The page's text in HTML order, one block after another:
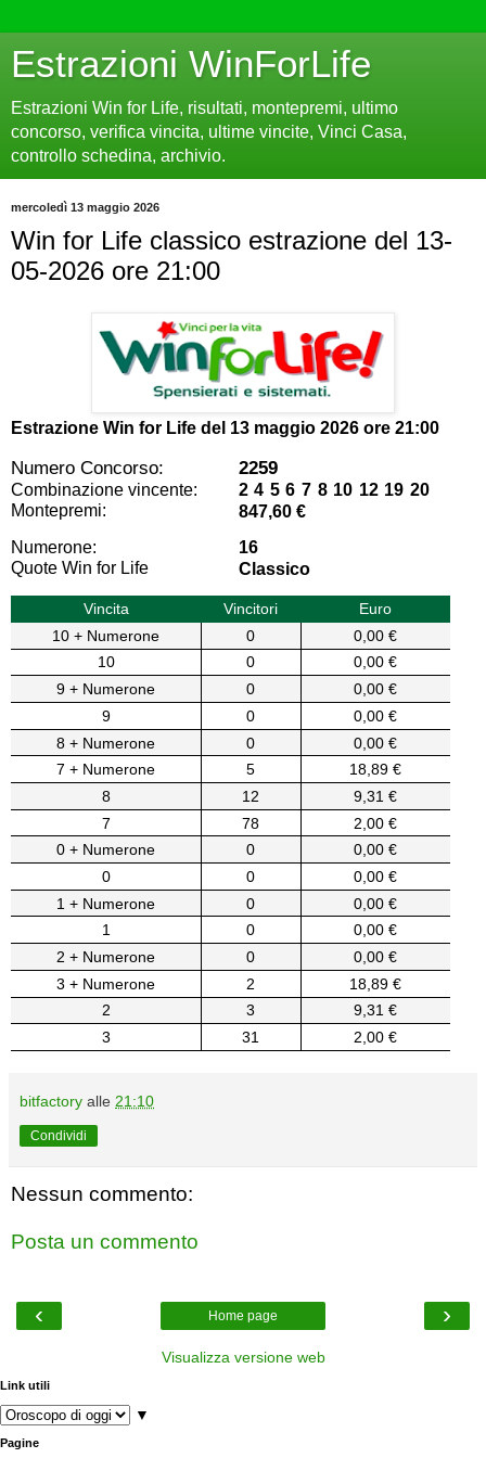
Estrazioni WinForLife
Estrazioni Win for Life, risultati, montepremi, ultimo
concorso, verifica vincita, ultime vincite, Vinci Casa,
controllo schedina, archivio.
mercoledì 13 maggio 2026
Win for Life classico estrazione del 13-
05-2026 ore 21:00
Estrazione Win for Life del 13 maggio 2026 ore 21:00
Numero Concorso: 2259
Combinazione vincente:
2 4 5 6 7 8 10 12 19 20
Montepremi:
847,60 €
Numerone:
16
Quote Win for Life
Classico
Vincita Vincitori
Euro
10 + Numerone
0
0,00 €
10
0
0,00 €
9 + Numerone
0
0,00 €
9
0
0,00 €
8 + Numerone
0
0,00 €
7 + Numerone
5
18,89 €
8
12
9,31 €
7
78
2,00 €
0 + Numerone
0
0,00 €
0
0
0,00 €
1 + Numerone
0
0,00 €
1
0
0,00 €
2 + Numerone
0
0,00 €
3 + Numerone
2
18,89 €
2
3
9,31 €
3
31 2,00 €
bitfactory alle 21:10
Condividi
Nessun commento:
Posta un commento
‹ ›
Home page
Visualizza versione web
Link utili
▼
Pagine